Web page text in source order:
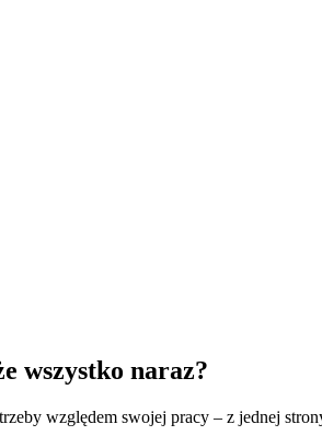
wszystko naraz?
względem swojej pracy – z jednej